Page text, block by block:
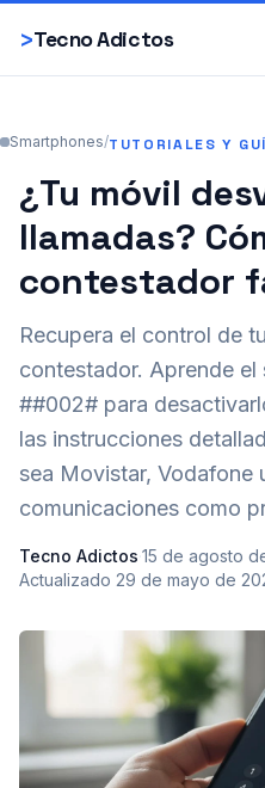
>Tecno Adictos
Smartphones
Smartphones/TUTORIALES Y
¿Tu móvil
llamadas?
contestador
Recupera el control de
contestador. Aprende
##002# para
las instrucciones
sea Movistar, Vodafone
comunicaciones como
Tecno Adictos·15 de agosto
Actualizado 29 de mayo de